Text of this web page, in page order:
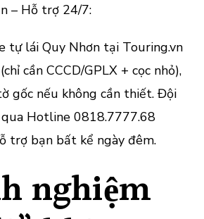
– Hỗ trợ 24/7:
tự lái Quy Nhơn tại Touring.vn
cần CCCD/GPLX + cọc nhỏ),
gốc nếu không cần thiết. Đội
Hotline 0818.7777.68
trợ bạn bất kể ngày đêm.
nghiệm